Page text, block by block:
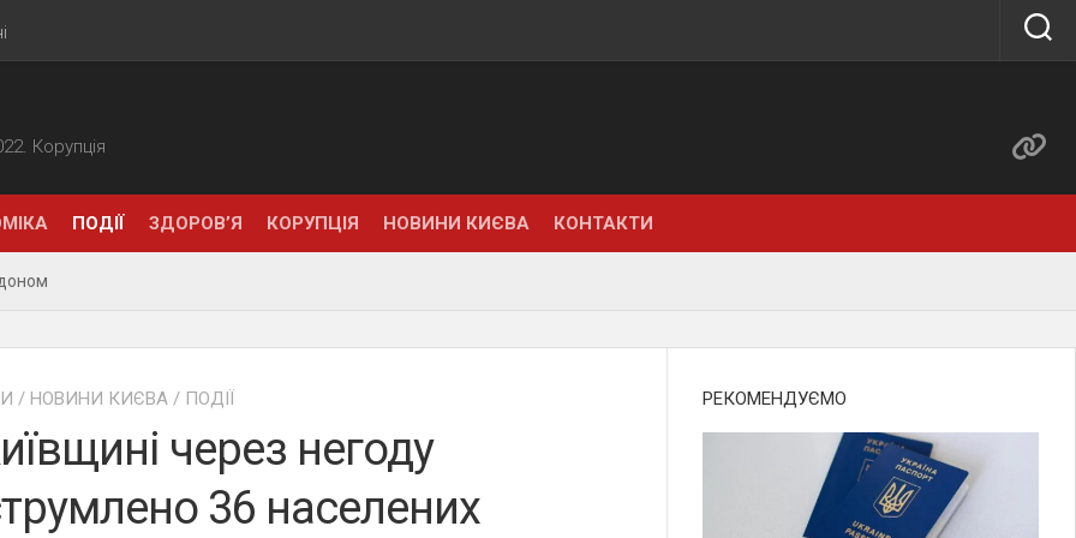
Корупція
ПОДІЇ ЗДОРОВ’Я КОРУПЦІЯ НОВИНИ КИЄВА КОНТАКТИ
/ НОВИНИ КИЄВА / ПОДІЇ
через негоду
36 населених
РЕКОМЕНДУЄМО